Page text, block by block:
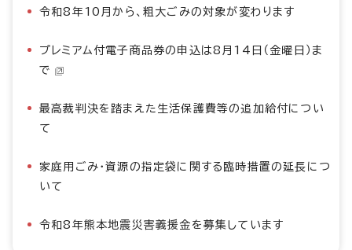
令和8年10月から、粗大ごみの対象が変わります
プレミアム付電子商品券の申込は8月14日（金曜日）ま
で
最高裁判決を踏まえた生活保護費等の追加給付につい
て
家庭用ごみ・資源の指定袋に関する臨時措置の延長につ
いて
令和8年熊本地震災害義援金を募集しています